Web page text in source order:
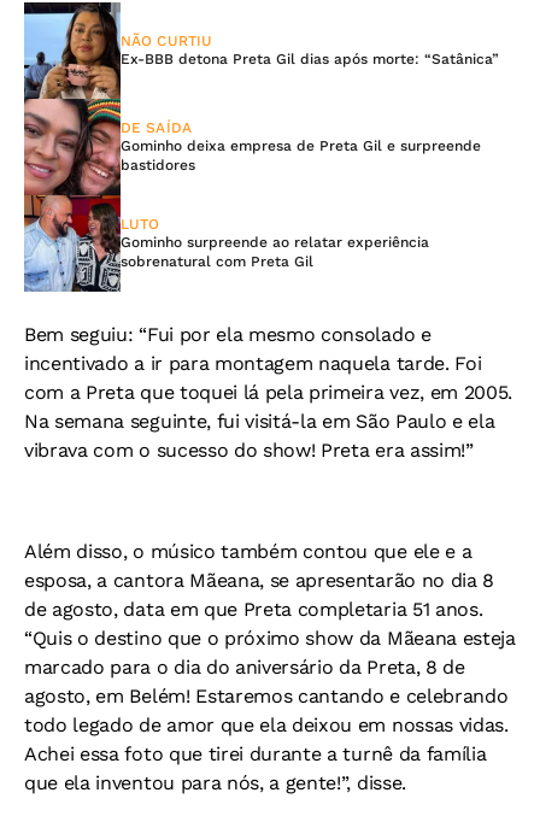
NÃO CURTIU
Ex-BBB detona Preta Gil dias após morte: “Satânica”
DE SAÍDA
Gominho deixa empresa de Preta Gil e surpreende
bastidores
LUTO
Gominho surpreende ao relatar experiência
sobrenatural com Preta Gil
Bem seguiu: “Fui por ela mesmo consolado e
incentivado a ir para montagem naquela tarde. Foi
com a Preta que toquei lá pela primeira vez, em 2005.
Na semana seguinte, fui visitá-la em São Paulo e ela
vibrava com o sucesso do show! Preta era assim!”
Além disso, o músico também contou que ele e a
esposa, a cantora Mãeana, se apresentarão no dia 8
de agosto, data em que Preta completaria 51 anos.
“Quis o destino que o próximo show da Mãeana esteja
marcado para o dia do aniversário da Preta, 8 de
agosto, em Belém! Estaremos cantando e celebrando
todo legado de amor que ela deixou em nossas vidas.
Achei essa foto que tirei durante a turnê da família
que ela inventou para nós, a gente!”, disse.